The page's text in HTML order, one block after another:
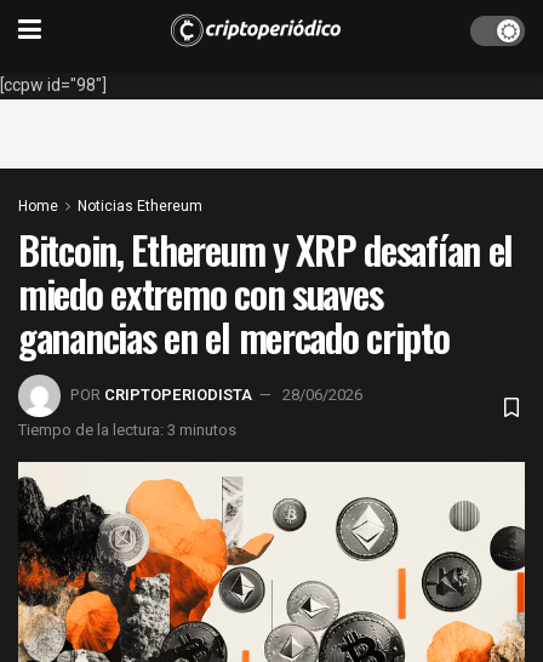
[ccpw id="98"]
Home Noticias Ethereum
Bitcoin, Ethereum y XRP desafían el
miedo extremo con suaves
ganancias en el mercado cripto
POR CRIPTOPERIODISTA
28/06/2026
Tiempo de la lectura: 3 minutos